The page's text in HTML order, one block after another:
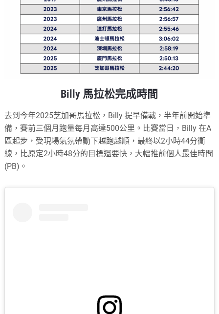
Billy 馬拉松完成時間
去到今年2025芝加哥馬拉松，Billy 提早備戰，半年前開始準
備，賽前三個月跑量每月高達500公里。 比賽當日，Billy 在A
區起步，受現場氣氛帶動下越跑越順，最終以2小時44分衝
線，比原定2小時48分的目標還要快，大幅推前個人最佳時間
(PB)。